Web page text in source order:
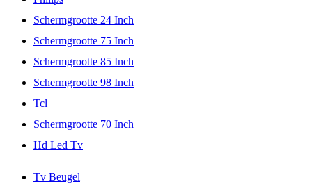
Schermgrootte 24 Inch
Schermgrootte 75 Inch
Schermgrootte 85 Inch
Schermgrootte 98 Inch
Tcl
Schermgrootte 70 Inch
Hd Led Tv
Tv Beugel